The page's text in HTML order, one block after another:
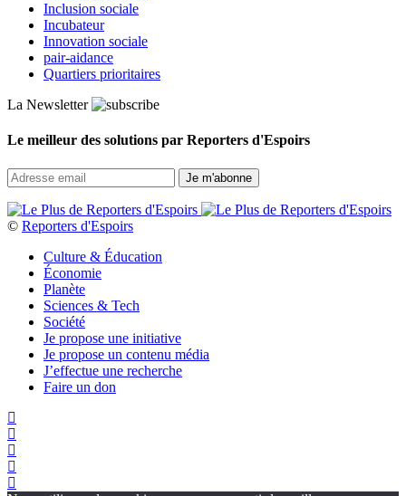
Inclusion sociale
Incubateur
Innovation sociale
pair-aidance
Quartiers prioritaires
La Newsletter
Le meilleur des solutions par Reporters d'Espoirs
© Reporters d'Espoirs
Culture & Éducation
Économie
Planète
Sciences & Tech
Société
Je propose une initiative
Je propose un contenu média
J’effectue une recherche
Faire un don